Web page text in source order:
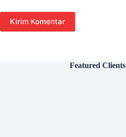
Kirim Komentar
Featured Clients